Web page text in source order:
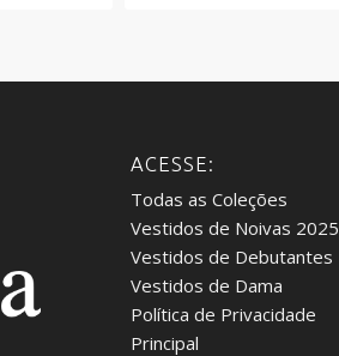
ACESSE:
Todas as Coleções
Vestidos de Noivas 2025
Vestidos de Debutantes
Vestidos de Dama
Política de Privacidade
Principal